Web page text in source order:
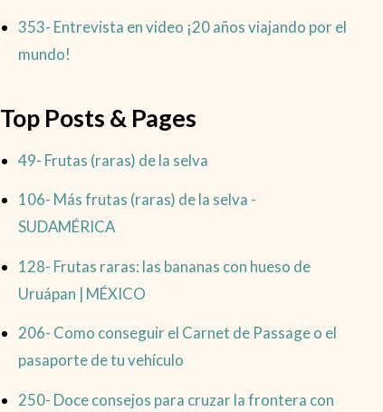
353- Entrevista en video ¡20 años viajando por el
mundo!
Top Posts & Pages
49- Frutas (raras) de la selva
106- Más frutas (raras) de la selva -
SUDAMÉRICA
128- Frutas raras: las bananas con hueso de
Uruápan | MÉXICO
206- Como conseguir el Carnet de Passage o el
pasaporte de tu vehículo
250- Doce consejos para cruzar la frontera con